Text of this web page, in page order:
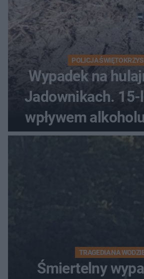
POLICJA
Wypadek na
Jadownikach. 15-
wpływem
szpitala
TRAGEDIA NA
Śmiertelny